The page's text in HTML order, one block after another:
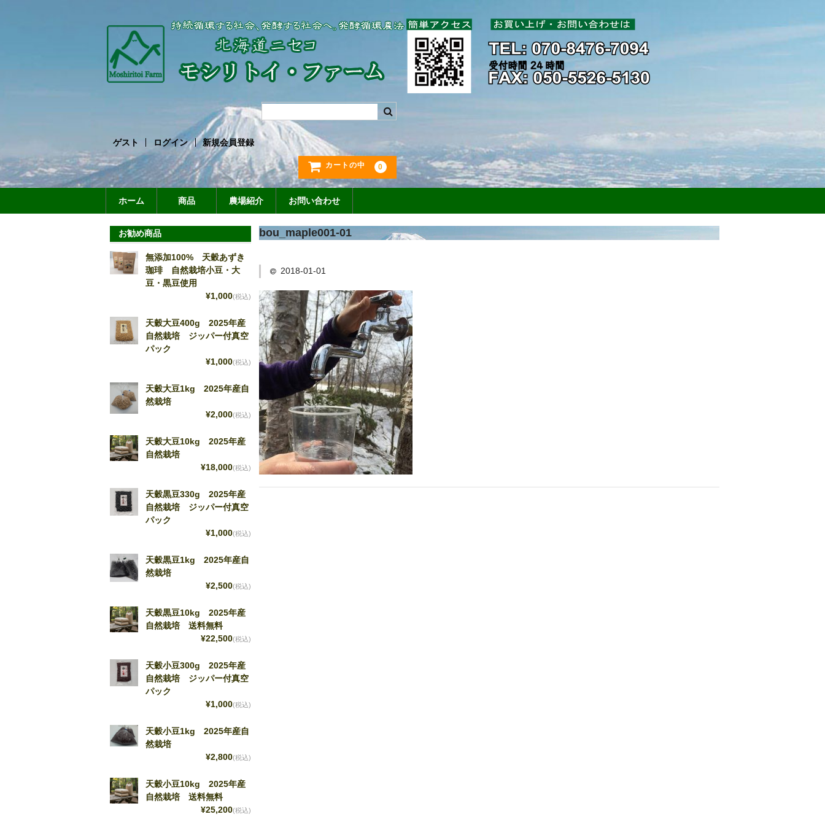
ゲスト ログイン 新規会員登録
カートの中 0
ホーム 商品 農場紹介 お問い合わせ
bou_maple001-01
2018-01-01
お勧め商品
無添加100% 天穀あずき
珈琲 自然栽培小豆・大
豆・黒豆使用
¥1,000(税込)
天穀大豆400g 2025年産
自然栽培 ジッパー付真空
パック
¥1,000(税込)
天穀大豆1kg 2025年産自
然栽培
¥2,000(税込)
天穀大豆10kg 2025年産
自然栽培
¥18,000(税込)
天穀黒豆330g 2025年産
自然栽培 ジッパー付真空
パック
¥1,000(税込)
天穀黒豆1kg 2025年産自
然栽培
¥2,500(税込)
天穀黒豆10kg 2025年産
自然栽培 送料無料
¥22,500(税込)
天穀小豆300g 2025年産
自然栽培 ジッパー付真空
パック
¥1,000(税込)
天穀小豆1kg 2025年産自
然栽培
¥2,800(税込)
天穀小豆10kg 2025年産
自然栽培 送料無料
¥25,200(税込)